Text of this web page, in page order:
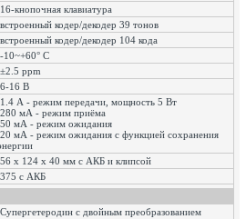
16-кнопочная клавиатура
встроенный кодер/декодер 39 тонов
встроенный кодер/декодер 104 кода
-10~+60° С
±2.5 ppm
6-16 В
1.4 А - режим передачи, мощность 5 Вт
280 мА - режим приёма
50 мА - режим ожидания
20 мА - режим ожидания с функцией сохранения
56 х 124 х 40 мм с АКБ и клипсой
375 с АКБ
Супергетеродин с двойным преобразованием